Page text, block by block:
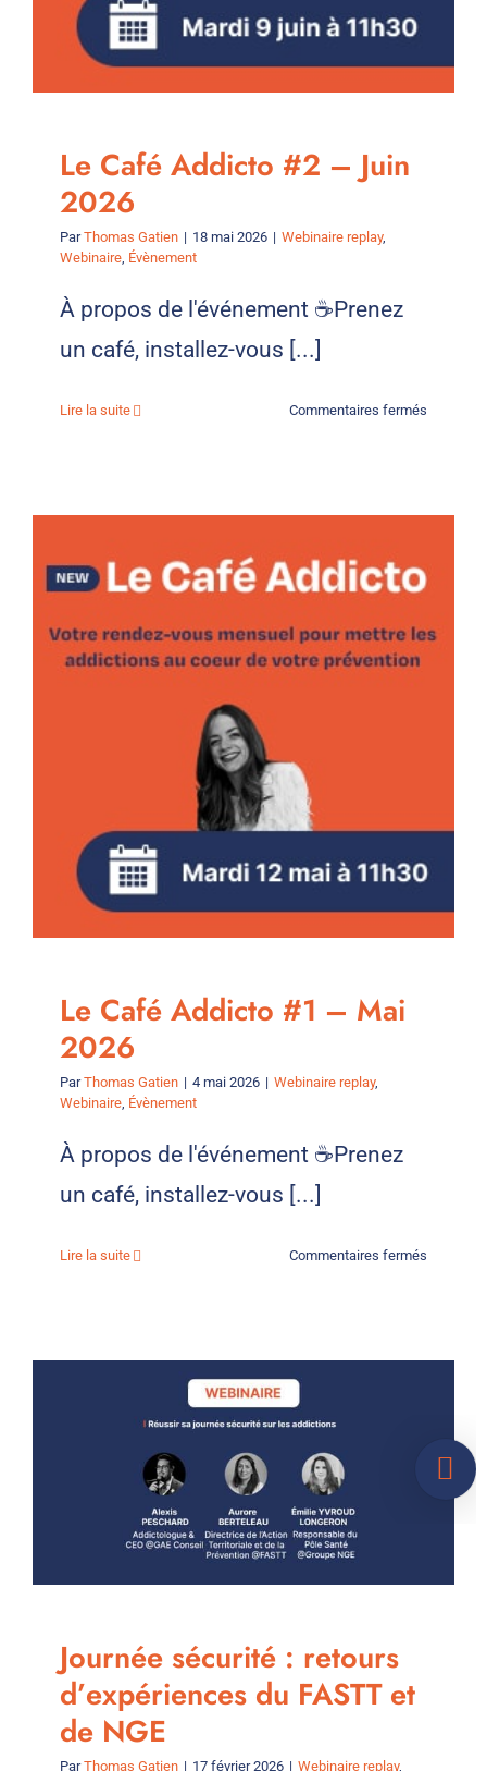
Le Café Addicto #2 – Juin
2026
ParThomas Gatien | 18 mai 2026 | Webinaire replay,
Webinaire, Évènement
À propos de l'événement ☕Prenez
un café, installez-vous [...]
Lire la suite Commentaires fermés
2026
Le Café Addicto #1 – Mai
2026
ParThomas Gatien | 4 mai 2026 | Webinaire replay,
Webinaire, Évènement
À propos de l'événement ☕Prenez
un café, installez-vous [...]
Lire la suite Commentaires fermés
Journée sécurité : retours
d’expériences du FASTT et
de NGE
ParThomas Gatien | 17 février 2026 | Webinaire replay,